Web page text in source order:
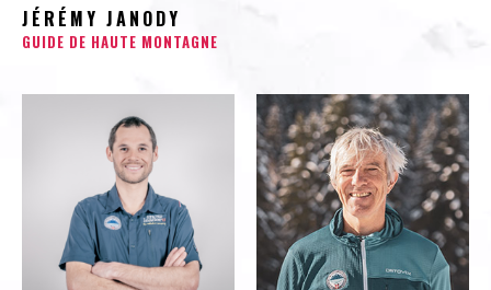
JÉRÉMY JANODY
GUIDE DE HAUTE MONTAGNE